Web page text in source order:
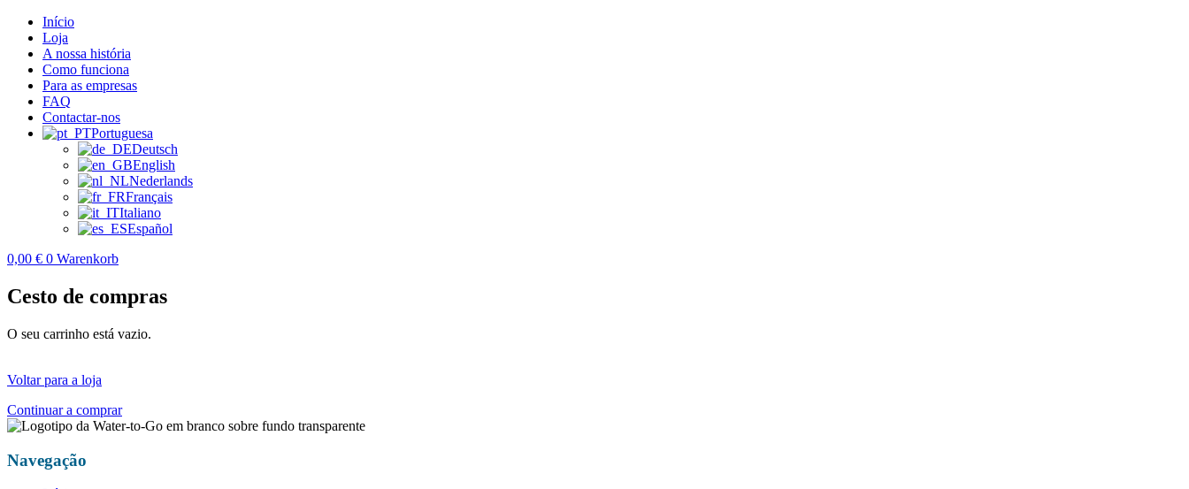
Início
Loja
A nossa história
Como funciona
Para as empresas
FAQ
Contactar-nos
Portuguesa
Deutsch
English
Nederlands
Français
Italiano
Español
0,00 € 0 Warenkorb
Cesto de compras
O seu carrinho está vazio.
Voltar para a loja
Continuar a comprar
Navegação